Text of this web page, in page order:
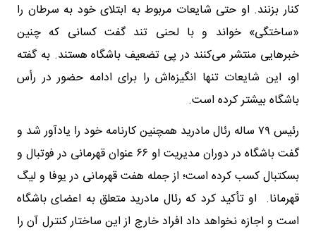
کنار بزنند. او حتی شایعات مربوط به ابتلای خود به سرطان را
«ساختگی» خواند و با لحنی تند گفت کسانی که چنین
خبرهایی منتشر می‌کنند در پی تضعیف باشگاه هستند. به گفته
او، این شایعات تنها انگیزه‌اش را برای ادامه حضور در رأس
باشگاه بیشتر کرده است.
رئیس ۷۹ ساله رئال مادرید همچنین کارنامه خود را یادآور شد و
گفت باشگاه در دوران مدیریت او ۶۶ عنوان قهرمانی در فوتبال و
بسکتبال کسب کرده است؛ از جمله هفت قهرمانی در یوفا و لیگ
قهرمانا. او تأکید کرد که رئال مادرید متعلق به اعضای باشگاه
است و اجازه نخواهد داد افراد خارج از این ساختار کنترل آن را